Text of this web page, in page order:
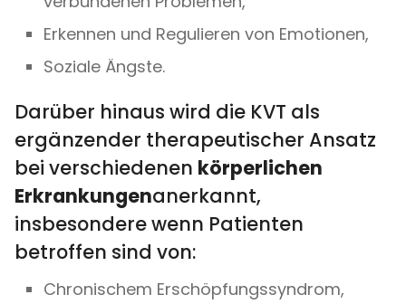
Erkennen und Regulieren von Emotionen,
Soziale Ängste.
Darüber hinaus wird die KVT als
ergänzender therapeutischer Ansatz
bei verschiedenen körperlichen
Erkrankungenanerkannt,
insbesondere wenn Patienten
betroffen sind von:
Chronischem Erschöpfungssyndrom,